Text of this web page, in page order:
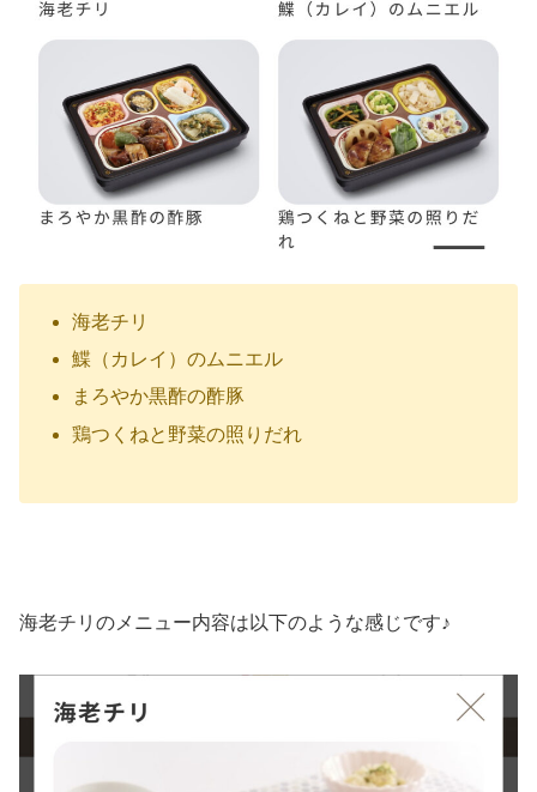
海老チリ
鰈（カレイ）のムニエル
まろやか黒酢の酢豚
鶏つくねと野菜の照りだれ
海老チリのメニュー内容は以下のような感じです♪